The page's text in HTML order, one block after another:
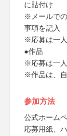
に貼付け
※メールで
事項を記入
※応募は一
●作品
※応募は一
※作品は、自
参加方法
公式ホーム
応募用紙、